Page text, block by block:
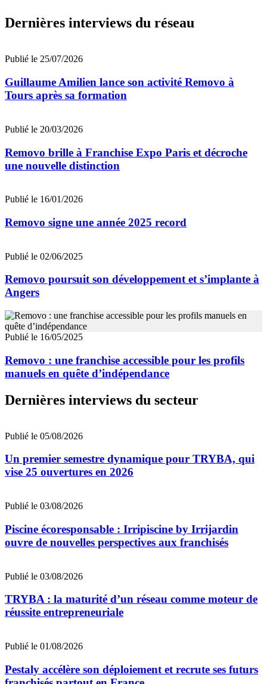
Dernières interviews du réseau
Publié le 25/07/2026
Guillaume Amilien lance son activité Removo à
Tours après sa formation
Publié le 20/03/2026
Removo brille à Franchise Expo Paris et décroche
une nouvelle distinction
Publié le 16/01/2026
Removo signe une année 2025 record
Publié le 02/06/2025
Removo poursuit son développement et s’implante à
Angers
Publié le 16/05/2025
Removo : une franchise accessible pour les profils
manuels en quête d’indépendance
Dernières interviews du secteur
Publié le 05/08/2026
Un premier semestre dynamique pour TRYBA, qui
vise 25 ouvertures en 2026
Publié le 03/08/2026
Piscine écoresponsable : Irripiscine by Irrijardin
ouvre de nouvelles perspectives aux franchisés
Publié le 03/08/2026
TRYBA : la maturité d’un réseau comme moteur de
réussite entrepreneuriale
Publié le 01/08/2026
Pestaly accélère son déploiement et recrute ses futurs